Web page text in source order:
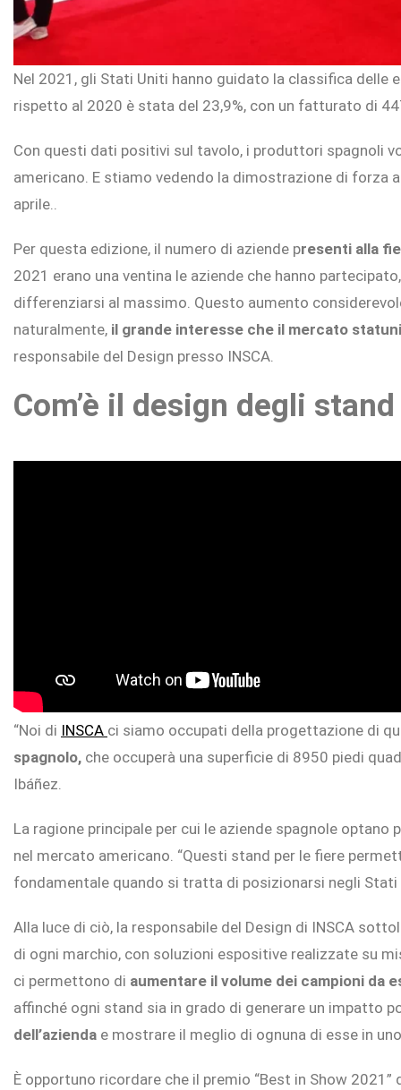
Nel 2021, gli Stati Uniti hanno guidato la classifica delle
rispetto al 2020 è stata del 23,9%, con un fatturato di
Con questi dati positivi sul tavolo, i produttori spagnoli
americano. E stiamo vedendo la dimostrazione di forza
aprile..
Per questa edizione, il numero di aziende presenti alla
2021 erano una ventina le aziende che hanno
differenziarsi al massimo. Questo aumento
naturalmente, il grande interesse che il mercato
responsabile del Design presso INSCA.
Com’è il design degli stand
“Noi di INSCA ci siamo occupati della progettazione di
spagnolo, che occuperà una superficie di 8950 piedi
Ibáñez.
La ragione principale per cui le aziende spagnole
nel mercato americano. “Questi stand per le fiere
fondamentale quando si tratta di posizionarsi negli Stati
Alla luce di ciò, la responsabile del Design di INSCA
di ogni marchio, con soluzioni espositive realizzate su
ci permettono di aumentare il volume dei campioni da
affinché ogni stand sia in grado di generare un impatto
dell’azienda e mostrare il meglio di ognuna di esse in
È opportuno ricordare che il premio “Best in Show